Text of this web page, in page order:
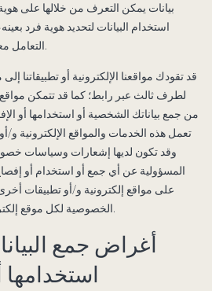
بيانات يمكن التعرف من خلالها على
استخدام البيانات لتحديد هوية فرد
التعامل معها وفقًا لإشعار الخصوصية هذا.
قد تقودك مواقعنا الإلكترونية أو تطبيقاتنا
لطرف ثالث عبر رابط؛ كما قد تتمكن
من جمع بياناتك الشخصية أو استخدامها أو
تعمل هذه الخدمات والمواقع الإلكترونية
وقد تكون لديها إشعارات وسياسات
المسؤولية عن أي جمع أو استخدام أو
على مواقع إلكترونية و/أو تطبيقات
الخصوصية لكل موقع إلكتروني و/أو تطبيق قمت بزيارته.
أغراض جمع
استخدامها